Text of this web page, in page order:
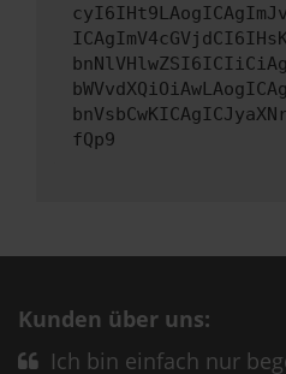
fQp9
Kunden über uns:
Ich bin einfach nur